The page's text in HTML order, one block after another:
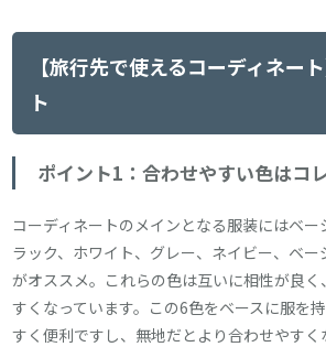
【旅行先で使えるコーディネー
ト
ポイント1：合わせやすい色はコ
コーディネートのメインとなる服装にはベ
ラック、ホワイト、グレー、ネイビー、ベ
がオススメ。これらの色は互いに相性が良
すくなっています。この6色をベースに服を
すく便利ですし、無地だとより合わせやすく